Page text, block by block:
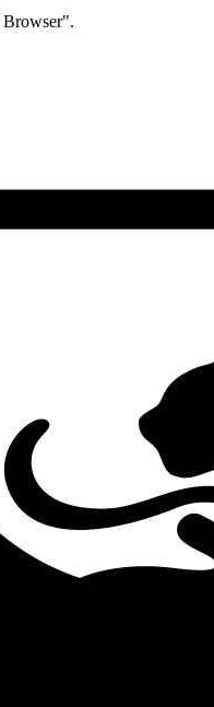
Browser".